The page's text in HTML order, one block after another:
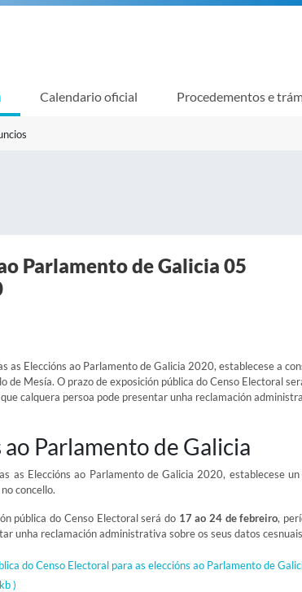
Calendario oficial Procedementos e
Parlamento de Galicia 05
as Eleccións ao Parlamento de Galicia 2020, establecese a
de Mesía. O prazo de exposición pública do Censo Electoral
calquera persoa pode presentar unha reclamación
ao Parlamento de Galicia
as Eleccións ao Parlamento de Galicia 2020, establecese
concello.
pública do Censo Electoral será do 17 ao 24 de febreiro,
unha reclamación administrativa sobre os seus datos
do Censo Electoral para as eleccións ao Parlamento de
)